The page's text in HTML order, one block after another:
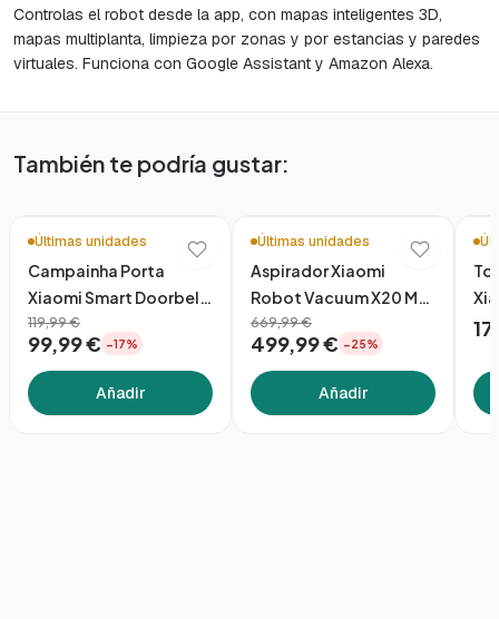
Controlas el robot desde la app, con mapas inteligentes 3D,
mapas multiplanta, limpieza por zonas y por estancias y paredes
virtuales. Funciona con Google Assistant y Amazon Alexa.
También te podría gustar:
Últimas unidades
Campainha Porta
Xiaomi Smart Doorbell
3S
119,99 €
99,99 € −17%
Añadir
Últimas unidades
Aspirador Xiaomi
Robot Vacuum X20 Max
Eu
669,99 €
499,99 € −25%
Añadir